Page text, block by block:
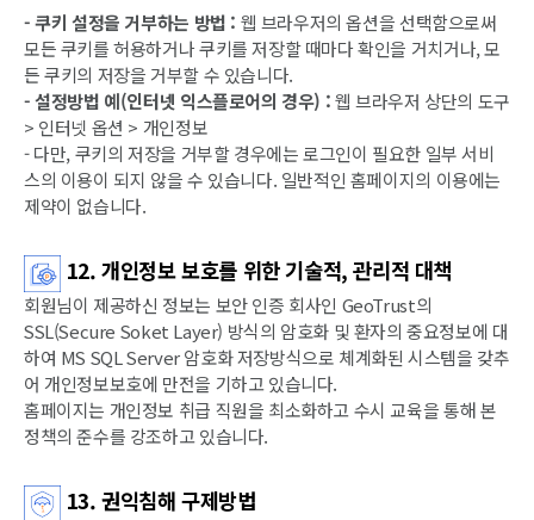
- 쿠키 설정을 거부하는 방법 : 웹 브라우저의 옵션을 선택함으로써
모든 쿠키를 허용하거나 쿠키를 저장할 때마다 확인을 거치거나, 모
든 쿠키의 저장을 거부할 수 있습니다.
- 설정방법 예(인터넷 익스플로어의 경우) :웹 브라우저 상단의 도구
> 인터넷 옵션 > 개인정보
- 다만, 쿠키의 저장을 거부할 경우에는 로그인이 필요한 일부 서비
스의 이용이 되지 않을 수 있습니다. 일반적인 홈페이지의 이용에는
제약이 없습니다.
12. 개인정보 보호를 위한 기술적, 관리적 대책
회원님이 제공하신 정보는 보안 인증 회사인 GeoTrust의
SSL(Secure Soket Layer) 방식의 암호화 및 환자의 중요정보에 대
하여 MS SQL Server 암호화 저장방식으로 체계화된 시스템을 갖추
어 개인정보보호에 만전을 기하고 있습니다.
홈페이지는 개인정보 취급 직원을 최소화하고 수시 교육을 통해 본
정책의 준수를 강조하고 있습니다.
13. 권익침해 구제방법